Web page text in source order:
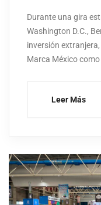
Durante una gira
Washington D.C.,
inversión
Marca México
Leer Más